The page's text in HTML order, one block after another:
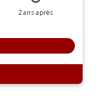
2ansaprès